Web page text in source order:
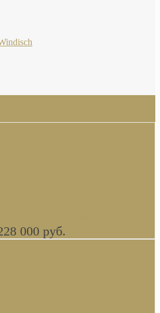
КОМПЛЕКТ санфаянса
В НАЛИЧИИ
000 руб.